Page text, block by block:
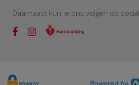
Daarnaast kun je ons volgen op